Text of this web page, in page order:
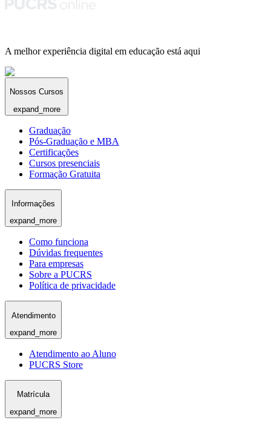
A melhor experiência digital em educação está aqui
Nossos Cursos
expand_more
Graduação
Pós-Graduação e MBA
Certificações
Cursos presenciais
Formação Gratuita
Informações
expand_more
Como funciona
Dúvidas frequentes
Para empresas
Sobre a PUCRS
Política de privacidade
Atendimento
expand_more
Atendimento ao Aluno
PUCRS Store
Matrícula
expand_more